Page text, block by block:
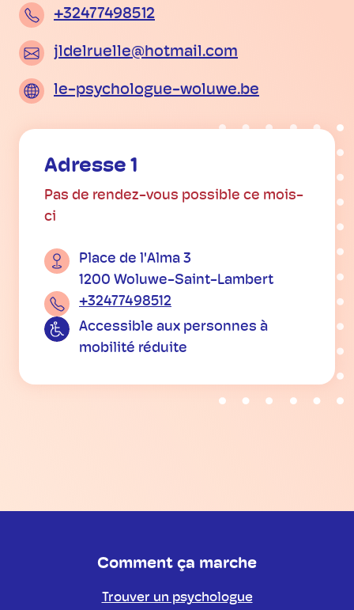
+32477498512
jldelruelle@hotmail.com
le-psychologue-woluwe.be
Adresse 1
Pas de rendez-vous possible ce mois-
ci
Place de l'Alma 3
1200 Woluwe-Saint-Lambert
+32477498512
Accessible aux personnes à
mobilité réduite
Comment ça marche
Trouver un psychologue